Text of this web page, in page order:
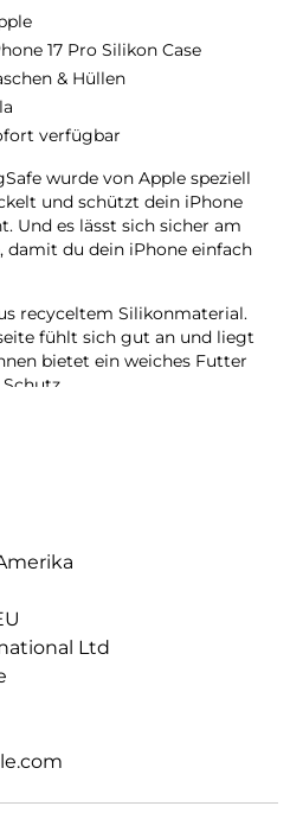
17 Pro Silikon Case
& Hüllen
verfügbar
wurde von Apple speziell
und schützt dein iPhone
Und es lässt sich sicher am
damit du dein iPhone einfach
recyceltem Silikon­material.
fühlt sich gut an und liegt
bietet ein weiches Futter
einer leitenden Schicht, die die
zur Kamerasteuerung
sich perfekt am iPhone 17 Pro
einfach und sorgt für
Lass dein iPhone beim Laden
MagSafe Ladegerät an oder
Qi zertifiziertes Ladegerät.
Case durchläuft es im Laufe
Tausende von
nicht nur großartig aus,
dein iPhone vor Kratzern
Ltd